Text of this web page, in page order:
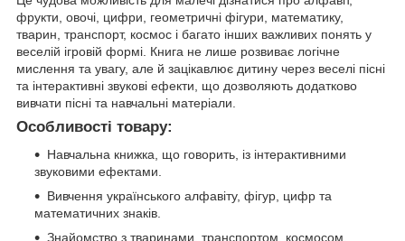
фрукти, овочі, цифри, геометричні фігури, математику,
тварин, транспорт, космос і багато інших важливих понять у
веселій ігровій формі. Книга не лише розвиває логічне
мислення та увагу, але й зацікавлює дитину через веселі пісні
та інтерактивні звукові ефекти, що дозволяють додатково
вивчати пісні та навчальні матеріали.
Особливості товару:
Навчальна книжка, що говорить, із інтерактивними
звуковими ефектами.
Вивчення українського алфавіту, фігур, цифр та
математичних знаків.
Знайомство з тваринами, транспортом, космосом,